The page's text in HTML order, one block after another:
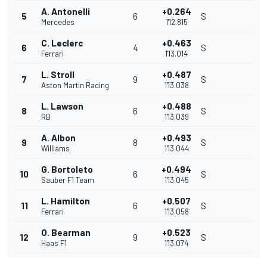
5 A. Antonelli
Mercedes
6 +0.264
1'12.815
S
6 C. Leclerc
Ferrari
4 +0.463
1'13.014
S
7 L. Stroll
Aston Martin Racing
9 +0.487
1'13.038
S
8 L. Lawson
RB
6 +0.488
1'13.039
S
9 A. Albon
Williams
8 +0.493
1'13.044
S
10 G. Bortoleto
Sauber F1 Team
6 +0.494
1'13.045
S
11 L. Hamilton
Ferrari
6 +0.507
1'13.058
S
12 O. Bearman
Haas F1
9 +0.523
1'13.074
S